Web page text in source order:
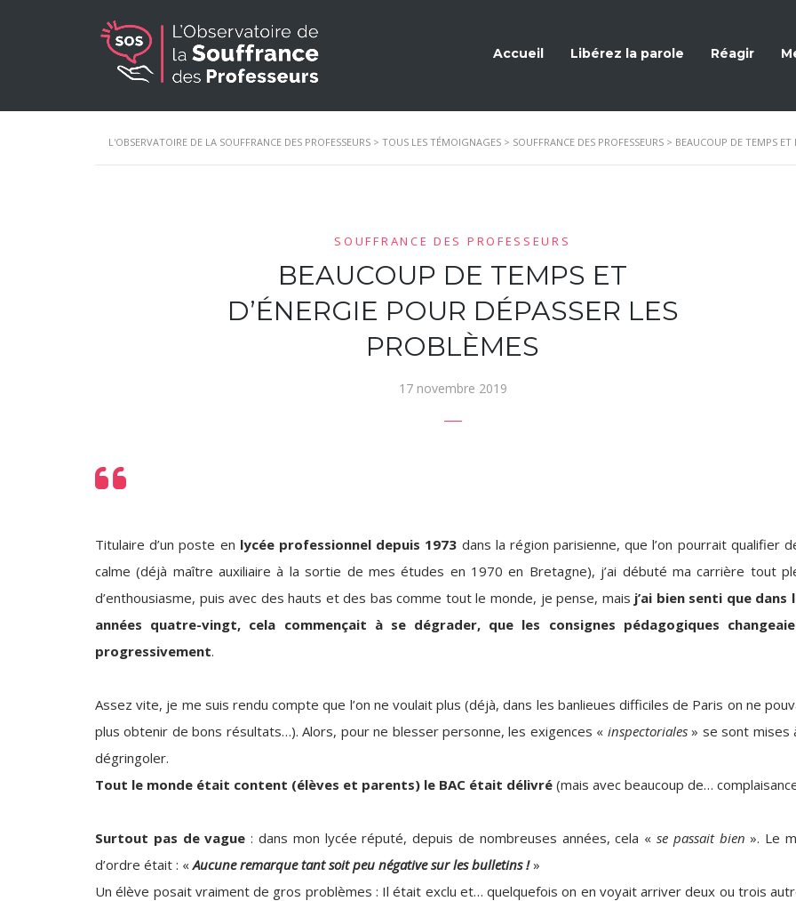
Accueil Libérez la parole Réagir
L'OBSERVATOIRE DE LA SOUFFRANCE DES PROFESSEURS > TOUS LES TÉMOIGNAGES > SOUFFRANCE DES PROFESSEURS > BEAUCOUP DE TEMPS ET
SOUFFRANCE DES PROFESSEURS
BEAUCOUP DE TEMPS ET
D’ÉNERGIE POUR DÉPASSER LES
PROBLÈMES
17 novembre 2019
Titulaire d’un poste en lycée professionnel depuis 1973 dans la région parisienne, que l’on pourrait qualifier
calme (déjà maître auxiliaire à la sortie de mes études en 1970 en Bretagne), j’ai débuté ma carrière tout
d’enthousiasme, puis avec des hauts et des bas comme tout le monde, je pense, mais j’ai bien senti que dans
années quatre-vingt, cela commençait à se dégrader, que les consignes pédagogiques
progressivement.
Assez vite, je me suis rendu compte que l’on ne voulait plus (déjà, dans les banlieues difficiles de Paris on ne
plus obtenir de bons résultats…). Alors, pour ne blesser personne, les exigences « inspectoriales» se sont mises
dégringoler.
Tout le monde était content (élèves et parents) le BAC était délivré (mais avec beaucoup de…
Surtout pas de vague : dans mon lycée réputé, depuis de nombreuses années, cela « se passait bien ». Le
d’ordre était : «Aucune remarque tant soit peu négative sur les bulletins !»
Un élève posait vraiment de gros problèmes : Il était exclu et… quelquefois on en voyait arriver deux ou trois